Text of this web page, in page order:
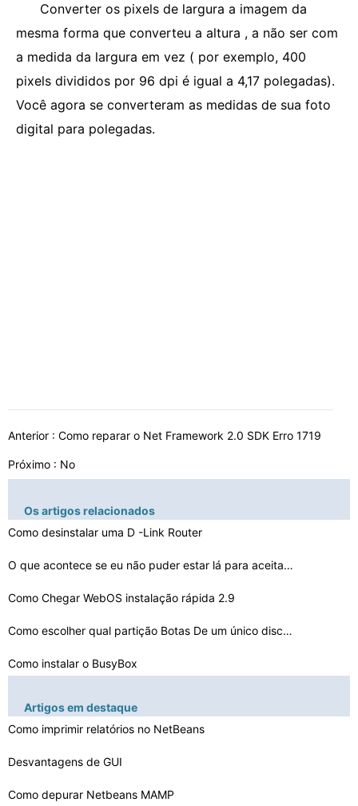
Converter os pixels de largura a imagem da
mesma forma que converteu a altura , a não ser com
a medida da largura em vez ( por exemplo, 400
pixels divididos por 96 dpi é igual a 4,17 polegadas).
Você agora se converteram as medidas de sua foto
digital para polegadas.
Anterior : Como reparar o Net Framework 2.0 SDK Erro 1719
Próximo : No
Os artigos relacionados
Como desinstalar uma D -Link Router
O que acontece se eu não puder estar lá para aceitar …
Como Chegar WebOS instalação rápida 2.9
Como escolher qual partição Botas De um único disco …
Como instalar o BusyBox
Como remover um subformulário com Lotus Script
Como instalar uma subpasta Kaltura
Como executar o Project Torque
Artigos em destaque
Como imprimir relatórios no NetBeans
Desvantagens de GUI
Como depurar Netbeans MAMP